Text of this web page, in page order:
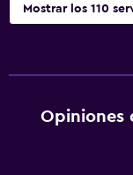
Mostrar los 110
Tienda de regalos
Equipo para
Opiniones